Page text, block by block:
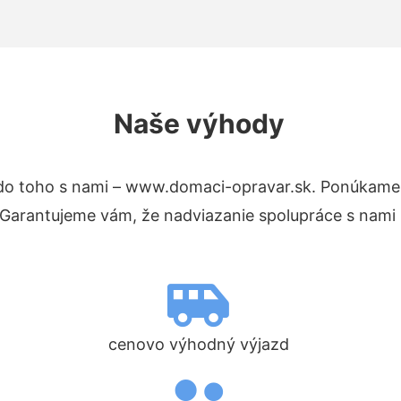
Naše výhody
toho s nami – www.domaci-opravar.sk.
vám, že nadviazanie spolupráce s
cenovo výhodný výjazd